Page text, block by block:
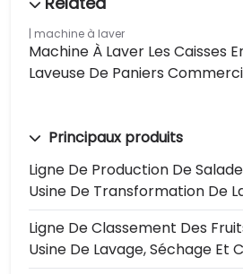
machine à laver
Machine À Laver Les Caisses
Laveuse De Paniers
Principaux produits
Ligne De Production De
Usine De Transformation De
Ligne De Classement Des
Usine De Lavage, Séchage Et